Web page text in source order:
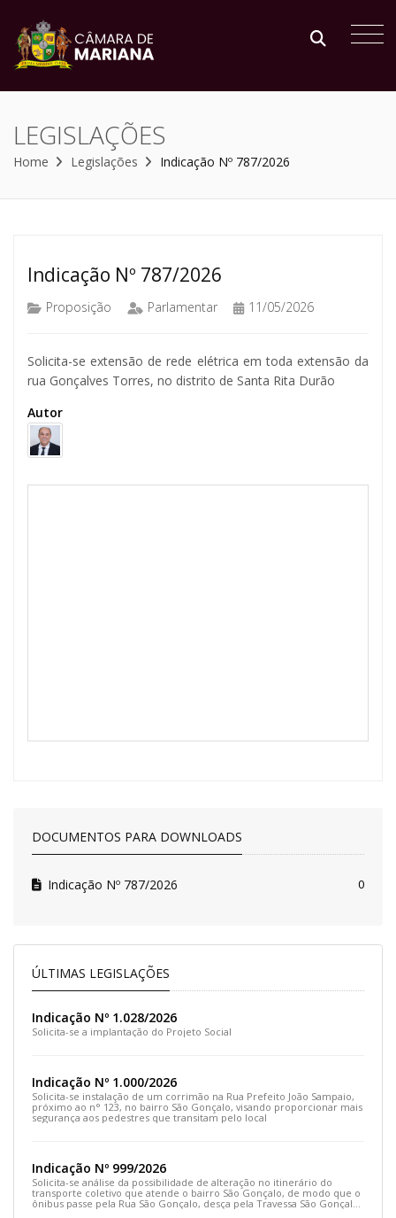
LEGISLAÇÕES
Home Legislações Indicação Nº 787/2026
Indicação Nº 787/2026
Proposição Parlamentar 11/05/2026
Solicita-se extensão de rede elétrica em toda extensão da
rua Gonçalves Torres, no distrito de Santa Rita Durão
Autor
DOCUMENTOS PARA DOWNLOADS
Indicação Nº 787/2026 0
ÚLTIMAS LEGISLAÇÕES
Indicação Nº 1.028/2026
Solicita-se a implantação do Projeto Social
Indicação Nº 1.000/2026
Solicita-se instalação de um corrimão na Rua Prefeito João Sampaio,
próximo ao n° 123, no bairro São Gonçalo, visando proporcionar mais
segurança aos pedestres que transitam pelo local
Indicação Nº 999/2026
Solicita-se análise da possibilidade de alteração no itinerário do
transporte coletivo que atende o bairro São Gonçalo, de modo que o
ônibus passe pela Rua São Gonçalo, desça pela Travessa São Gonçalo